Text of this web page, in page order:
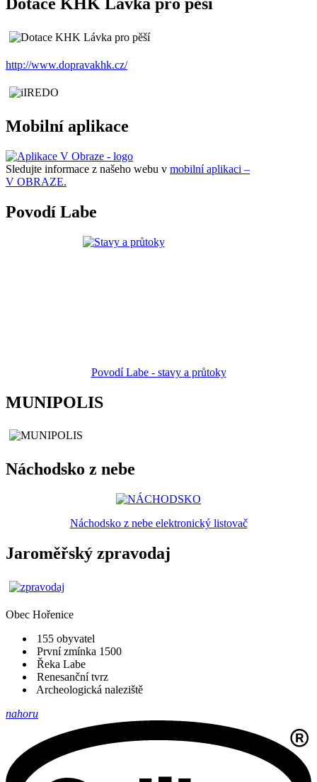
http://www.dopravakhk.cz/
Mobilní aplikace
Sledujte informace z našeho webu v mobilní aplikaci –
V OBRAZE.
Povodí Labe
Povodí Labe - stavy a průtoky
MUNIPOLIS
Náchodsko z nebe
Náchodsko z nebe elektronický listovač
Jaroměřský zpravodaj
Obec Hořenice
155 obyvatel
První zmínka 1500
Řeka Labe
Renesanční tvrz
Archeologická naleziště
nahoru